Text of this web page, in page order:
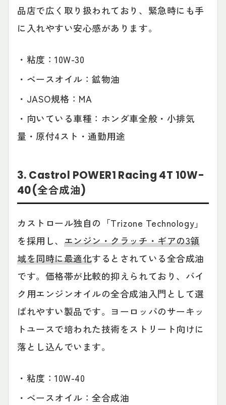
品店で広く取り扱われており、緊急時にも手
に入れやすい安心感があります。
・粘度：10W-30
・ベースオイル：鉱物油
・JASO規格：MA
・向いている車種：ホンダ車全般・小排気
量・原付4スト・通勤用途
3. Castrol POWER1 Racing 4T 10W-
40(全合成油)
カストロール独自の「Trizone Technology」
を採用し、 エンジン・クラッチ・ギアの3領
域を同時に最適化するとされている全合成油
です。価格帯が比較的抑えられており、バイ
ク用エンジンオイルの全合成油入門として選
ばれやすい製品です。ヨーロッパのサーキッ
トユースで培われた技術をストリート向けに
落とし込んでいます。
・粘度：10W-40
・ベースオイル：全合成油